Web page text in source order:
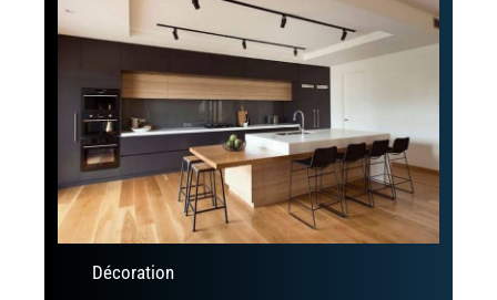
Décoration